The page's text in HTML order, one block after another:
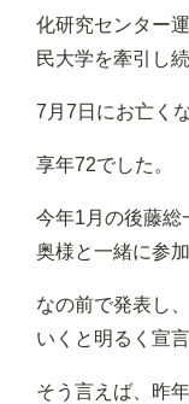
化研究センター
民大学を牽引し
7月7日にお亡く
享年72でした。
今年1月の後藤総
奥様と一緒に参
なの前で発表し
いくと明るく宣
そう言えば、昨